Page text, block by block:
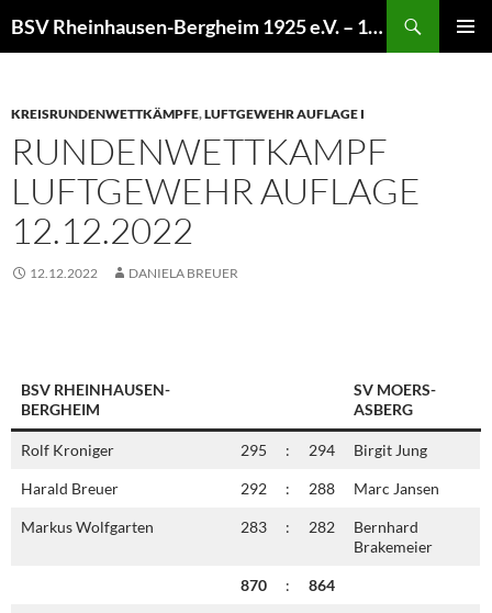
Inhalt
BSV Rheinhausen-Bergheim 1925 e.V. – 100% Sportschießen
KREISRUNDENWETTKÄMPFE,LUFTGEWEHR AUFLAGE I
RUNDENWETTKAMPF
LUFTGEWEHR AUFLAGE
12.12.2022
12.12.2022 DANIELA BREUER
BSV RHEINHAUSEN-
BERGHEIM
SV MOERS-
ASBERG
Rolf Kroniger 295 : 294 Birgit Jung
Harald Breuer 292 : 288 Marc Jansen
Markus Wolfgarten 283 : 282
Bernhard
Brakemeier
870 : 864